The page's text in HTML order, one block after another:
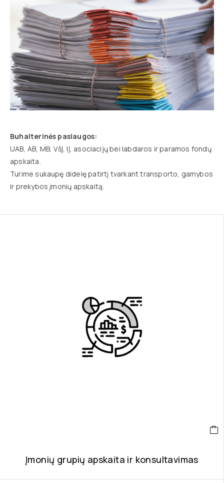
Buhalterinės paslaugos:
UAB, AB, MB, VšĮ, IĮ, asociacijų bei labdaros ir paramos fondų
apskaita.
Turime sukaupę didelę patirtį tvarkant transporto, gamybos
ir prekybos įmonių apskaitą.
Įmonių grupių apskaita ir konsultavimas